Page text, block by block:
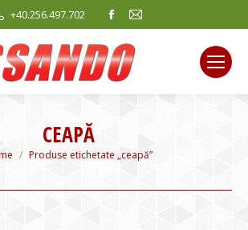
+40.256.497.702
Facebook
opens
in
new
Mail
new
CEAPĂ
are here:
Produse etichetate „ceapă”